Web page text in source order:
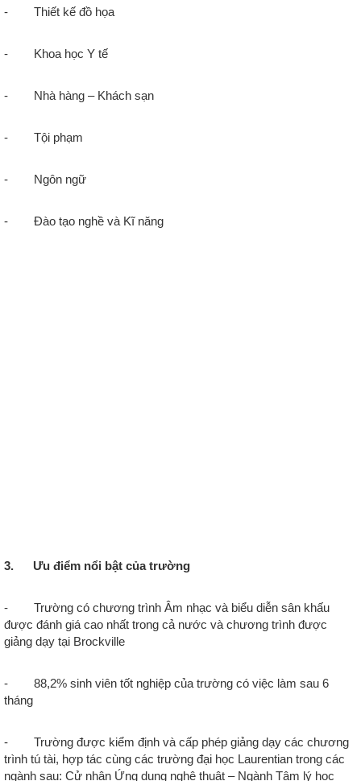
- Thiết kế đồ họa
- Khoa học Y tế
- Nhà hàng – Khách sạn
- Tội phạm
- Ngôn ngữ
- Đào tạo nghề và Kĩ năng
3. Ưu điểm nổi bật của trường
- Trường có chương trình Âm nhạc và biểu diễn sân khấu
được đánh giá cao nhất trong cả nước và chương trình được
giảng dạy tại Brockville
- 88,2% sinh viên tốt nghiệp của trường có việc làm sau 6
tháng
- Trường được kiểm định và cấp phép giảng dạy các chương
trình tú tài, hợp tác cùng các trường đại học Laurentian trong các
ngành sau: Cử nhân Ứng dụng nghệ thuật – Ngành Tâm lý học